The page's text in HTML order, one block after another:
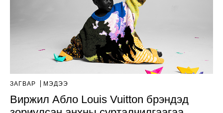
ЗАГВАР МЭДЭЭ
Виржил Абло Louis Vuitton брэндэд